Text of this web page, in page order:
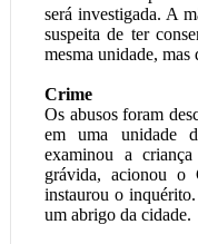
será investigada. A
suspeita de ter
mesma unidade,
Crime
Os abusos foram
em uma unidade
examinou a
grávida, acionou o
instaurou o
um abrigo da cidade.